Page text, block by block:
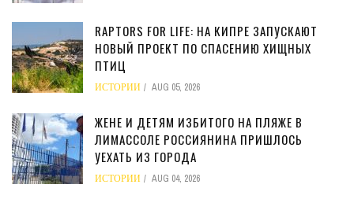
RAPTORS FOR LIFE: НА КИПРЕ ЗАПУСКАЮТ
НОВЫЙ ПРОЕКТ ПО СПАСЕНИЮ ХИЩНЫХ
ПТИЦ
ИСТОРИИ AUG 05, 2026
ЖЕНЕ И ДЕТЯМ ИЗБИТОГО НА ПЛЯЖЕ В
ЛИМАССОЛЕ РОССИЯНИНА ПРИШЛОСЬ
УЕХАТЬ ИЗ ГОРОДА
ИСТОРИИ AUG 04, 2026